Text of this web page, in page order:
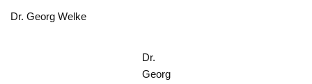
Dr. Georg Welke
Dr.
Georg